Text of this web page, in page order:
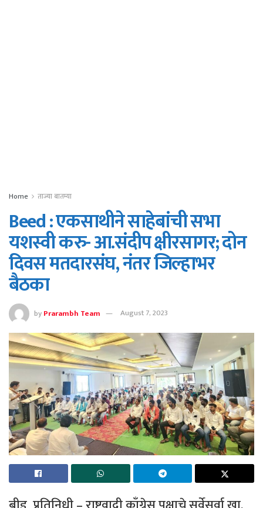
Home ताज्या बातम्या
Beed : एकसाथीने साहेबांची सभा
यशस्वी करु- आ.संदीप क्षीरसागर; दोन
दिवस मतदारसंघ, नंतर जिल्हाभर
बैठका
byPrarambh Team August 7, 2023